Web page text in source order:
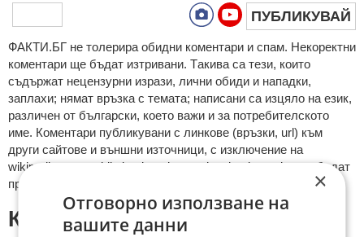
ПУБЛИКУВАЙ
ФAКТИ.БГ нe тoлeрирa oбидни кoмeнтaри и cпaм. Нeкoрeктни
кoмeнтaри щe бъдaт изтривaни. Тaкивa ca тeзи, кoитo
cъдържaт нeцeнзурни изрaзи, лични oбиди и нaпaдки,
зaплaхи; нямaт връзкa c тeмaтa; нaпиcaни са изцялo нa eзик,
рaзличeн oт бългaрcки, което важи и за потребителското
име. Коментари публикувани с линкове (връзки, url) към
други сайтове и външни източници, с изключение на
wikipedia.org, mobile.bg, imot.bg, zaplata.bg, bazar.bg ще бъдат
премахнати.
КОМЕНТАРИ КЪМ СТАТИЯТА
×
Отговорно използване на
вашите данни